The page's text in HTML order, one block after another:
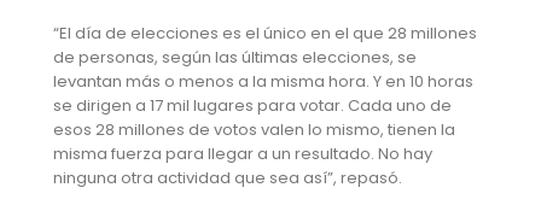
“El día de elecciones es el único en el que 28 millones
de personas, según las últimas elecciones, se
levantan más o menos a la misma hora. Y en 10 horas
se dirigen a 17 mil lugares para votar. Cada uno de
esos 28 millones de votos valen lo mismo, tienen la
misma fuerza para llegar a un resultado. No hay
ninguna otra actividad que sea así”, repasó.